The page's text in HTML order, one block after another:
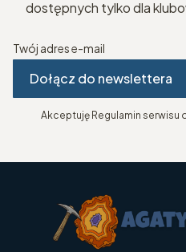
dostępnych tylko dla
Twój adres e-mail
Dołącz do newslettera
Akceptuję Regulamin serwisu